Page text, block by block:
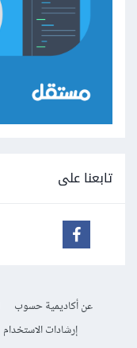
تابعنا على
عن أكاديمية حسوب
إرشادات الاستخدام